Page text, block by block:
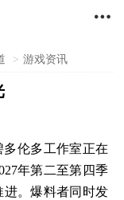

> 游戏资讯
伦多工作室正在
年第二至第四季
。爆料者同时发